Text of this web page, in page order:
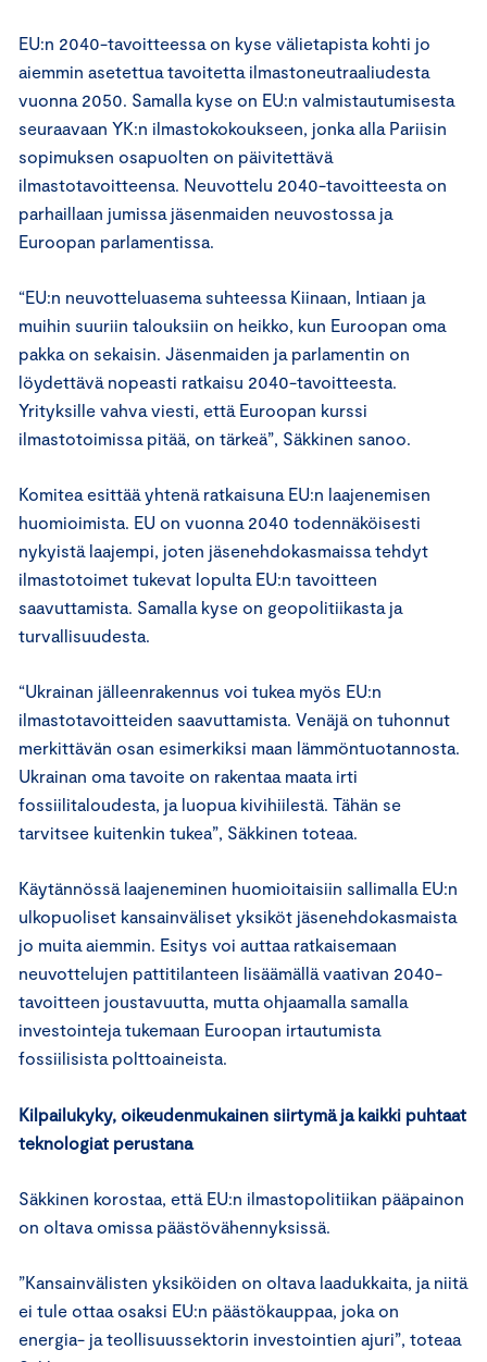
EU:n 2040-tavoitteessa on kyse välietapista kohti jo
aiemmin asetettua tavoitetta ilmastoneutraaliudesta
vuonna 2050. Samalla kyse on EU:n valmistautumisesta
seuraavaan YK:n ilmastokokoukseen, jonka alla Pariisin
sopimuksen osapuolten on päivitettävä
ilmastotavoitteensa. Neuvottelu 2040-tavoitteesta on
parhaillaan jumissa jäsenmaiden neuvostossa ja
Euroopan parlamentissa.
“EU:n neuvotteluasema suhteessa Kiinaan, Intiaan ja
muihin suuriin talouksiin on heikko, kun Euroopan oma
pakka on sekaisin. Jäsenmaiden ja parlamentin on
löydettävä nopeasti ratkaisu 2040-tavoitteesta.
Yrityksille vahva viesti, että Euroopan kurssi
ilmastotoimissa pitää, on tärkeä”, Säkkinen sanoo.
Komitea esittää yhtenä ratkaisuna EU:n laajenemisen
huomioimista. EU on vuonna 2040 todennäköisesti
nykyistä laajempi, joten jäsenehdokasmaissa tehdyt
ilmastotoimet tukevat lopulta EU:n tavoitteen
saavuttamista. Samalla kyse on geopolitiikasta ja
turvallisuudesta.
“Ukrainan jälleenrakennus voi tukea myös EU:n
ilmastotavoitteiden saavuttamista. Venäjä on tuhonnut
merkittävän osan esimerkiksi maan lämmöntuotannosta.
Ukrainan oma tavoite on rakentaa maata irti
fossiilitaloudesta, ja luopua kivihiilestä. Tähän se
tarvitsee kuitenkin tukea”, Säkkinen toteaa.
Käytännössä laajeneminen huomioitaisiin sallimalla EU:n
ulkopuoliset kansainväliset yksiköt jäsenehdokasmaista
jo muita aiemmin. Esitys voi auttaa ratkaisemaan
neuvottelujen pattitilanteen lisäämällä vaativan 2040-
tavoitteen joustavuutta, mutta ohjaamalla samalla
investointeja tukemaan Euroopan irtautumista
fossiilisista polttoaineista.
Kilpailukyky, oikeudenmukainen siirtymä ja kaikki puhtaat
teknologiat perustana
Säkkinen korostaa, että EU:n ilmastopolitiikan pääpainon
on oltava omissa päästövähennyksissä.
”Kansainvälisten yksiköiden on oltava laadukkaita, ja niitä
ei tule ottaa osaksi EU:n päästökauppaa, joka on
energia- ja teollisuussektorin investointien ajuri”, toteaa